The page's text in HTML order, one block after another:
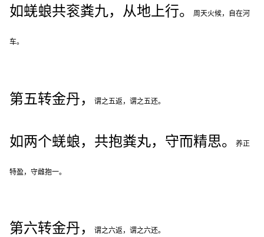
如蜣蜋共衮粪九，从地上行。 周天火候，自在河
车。
第五转金丹， 谓之五返，谓之五还。
如两个蜣蜋，共抱粪丸，守而精思。 养正
特盈，守雌抱一。
第六转金丹， 谓之六返，谓之六还。